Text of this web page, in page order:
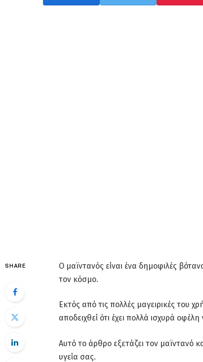
SHARE
Ο μαϊντανός είναι ένα δημοφιλές
τον κόσμο.
Εκτός από τις πολλές μαγειρικές του
αποδειχθεί ότι έχει πολλά ισχυρά οφέλη
Αυτό το άρθρο εξετάζει τον μαϊντανό
υγεία σας.